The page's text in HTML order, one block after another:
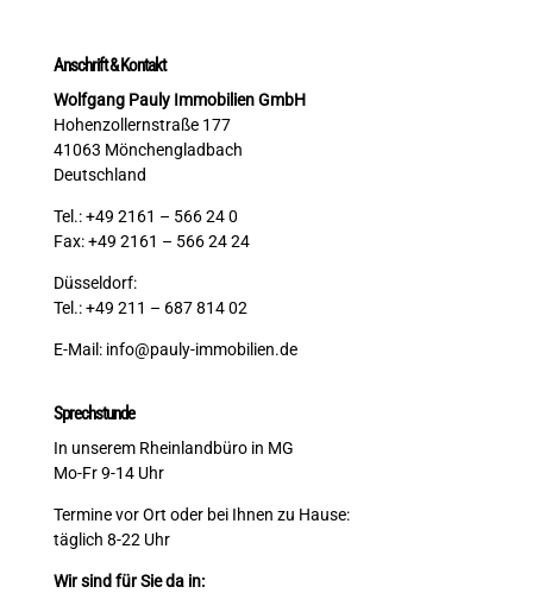
Anschrift & Kontakt
Wolfgang Pauly Immobilien GmbH
Hohenzollernstraße 177
41063 Mönchengladbach
Deutschland
Tel.: +49 2161 – 566 24 0
Fax: +49 2161 – 566 24 24
Düsseldorf:
Tel.: +49 211 – 687 814 02
E-Mail: info@pauly-immobilien.de
Sprechstunde
In unserem Rheinlandbüro in MG
Mo-Fr 9-14 Uhr
Termine vor Ort oder bei Ihnen zu Hause:
täglich 8-22 Uhr
Wir sind für Sie da in: